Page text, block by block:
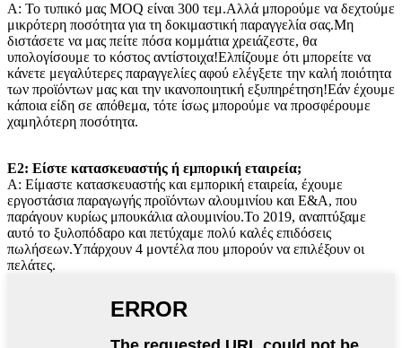
Α: Το τυπικό μας MOQ είναι 300 τεμ.Αλλά μπορούμε να δεχτούμε
μικρότερη ποσότητα για τη δοκιμαστική παραγγελία σας.Μη
διστάσετε να μας πείτε πόσα κομμάτια χρειάζεστε, θα
υπολογίσουμε το κόστος αντίστοιχα!Ελπίζουμε ότι μπορείτε να
κάνετε μεγαλύτερες παραγγελίες αφού ελέγξετε την καλή ποιότητα
των προϊόντων μας και την ικανοποιητική εξυπηρέτηση!Εάν έχουμε
κάποια είδη σε απόθεμα, τότε ίσως μπορούμε να προσφέρουμε
χαμηλότερη ποσότητα.
Ε2: Είστε κατασκευαστής ή εμπορική εταιρεία;
Α: Είμαστε κατασκευαστής και εμπορική εταιρεία, έχουμε
εργοστάσια παραγωγής προϊόντων αλουμινίου και Ε&Α, που
παράγουν κυρίως μπουκάλια αλουμινίου.Το 2019, αναπτύξαμε
αυτό το ξυλοπόδαρο και πετύχαμε πολύ καλές επιδόσεις
πωλήσεων.Υπάρχουν 4 μοντέλα που μπορούν να επιλέξουν οι
πελάτες.